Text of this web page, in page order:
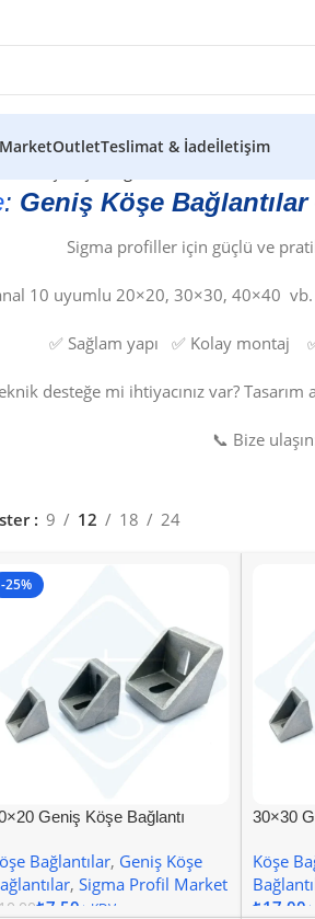
MarketOutletTeslimat & İadeİletişim
: Geniş Köşe
Sigma profiller için güçlü ve
10 uyumlu 20×20, 30×30, 40×40
✅ Sağlam yapı ✅ Kolay montaj
desteğe mi ihtiyacınız var?
📞 Bize
9 12 18 24
-25%
Geniş Köşe Bağlantı
Bağlantılar, Geniş Köşe
, Sigma Profil Market
10,00₺7,50
30×30
Köşe
₺